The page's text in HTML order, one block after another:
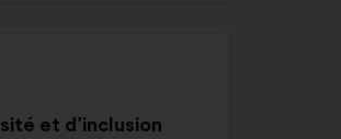
et d’inclusion